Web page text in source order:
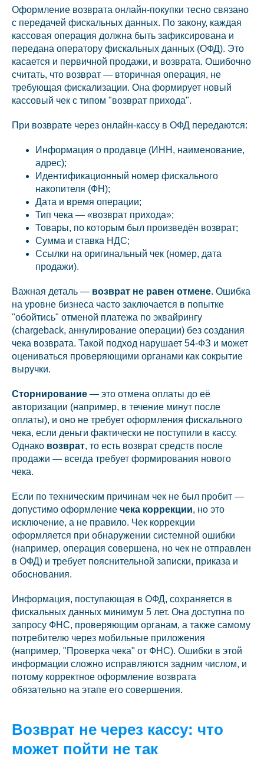
Оформление возврата онлайн-покупки тесно связано
с передачей фискальных данных. По закону, каждая
кассовая операция должна быть зафиксирована и
передана оператору фискальных данных (ОФД). Это
касается и первичной продажи, и возврата. Ошибочно
считать, что возврат — вторичная операция, не
требующая фискализации. Она формирует новый
кассовый чек с типом "возврат прихода".
При возврате через онлайн-кассу в ОФД передаются:
Информация о продавце (ИНН, наименование,
адрес);
Идентификационный номер фискального
накопителя (ФН);
Дата и время операции;
Тип чека — «возврат прихода»;
Товары, по которым был произведён возврат;
Сумма и ставка НДС;
Ссылки на оригинальный чек (номер, дата
продажи).
Важная деталь — возврат не равен отмене. Ошибка
на уровне бизнеса часто заключается в попытке
"обойтись" отменой платежа по эквайрингу
(chargeback, аннулирование операции) без создания
чека возврата. Такой подход нарушает 54-ФЗ и может
оцениваться проверяющими органами как сокрытие
выручки.
Сторнирование — это отмена оплаты до её
авторизации (например, в течение минут после
оплаты), и оно не требует оформления фискального
чека, если деньги фактически не поступили в кассу.
Однако возврат, то есть возврат средств после
продажи — всегда требует формирования нового
чека.
Если по техническим причинам чек не был пробит —
допустимо оформление чека коррекции, но это
исключение, а не правило. Чек коррекции
оформляется при обнаружении системной ошибки
(например, операция совершена, но чек не отправлен
в ОФД) и требует пояснительной записки, приказа и
обоснования.
Информация, поступающая в ОФД, сохраняется в
фискальных данных минимум 5 лет. Она доступна по
запросу ФНС, проверяющим органам, а также самому
потребителю через мобильные приложения
(например, "Проверка чека" от ФНС). Ошибки в этой
информации сложно исправляются задним числом, и
потому корректное оформление возврата
обязательно на этапе его совершения.
Возврат не через кассу: что
может пойти не так